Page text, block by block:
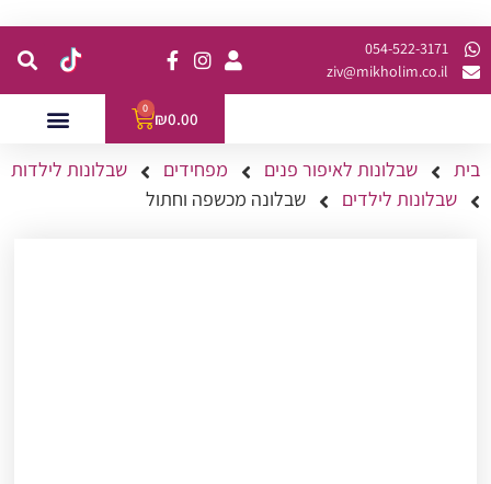
054-522-3171⁩
ziv@mikholim.co.il
₪0.00
0
בית שבלונות לאיפור פנים מפחידים
שבלונות לילדות
שבלונות לילדים
שבלונה מכשפה וחתול